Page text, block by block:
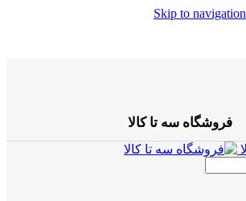
Skip to navigation
فروشگاه سه تا کالا